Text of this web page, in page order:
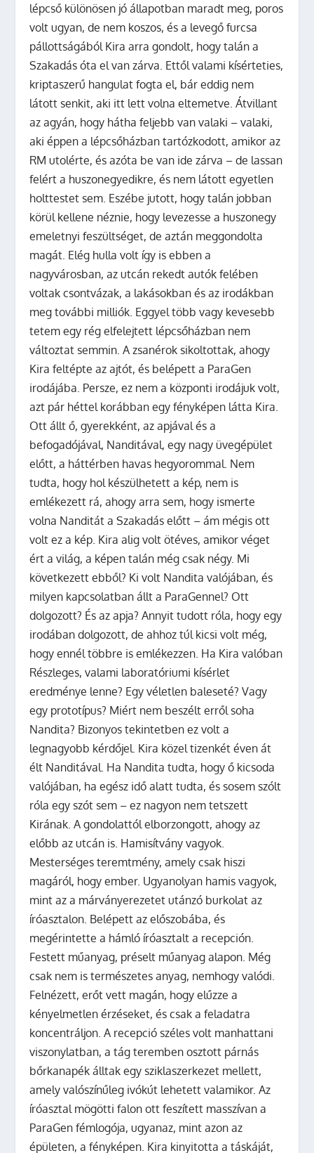
lépcső különösen jó állapotban maradt meg, poros
volt ugyan, de nem koszos, és a levegő furcsa
pállottságából Kira arra gondolt, hogy talán a
Szakadás óta el van zárva. Ettől valami kísérteties,
kriptaszerű hangulat fogta el, bár eddig nem
látott senkit, aki itt lett volna eltemetve. Átvillant
az agyán, hogy hátha feljebb van valaki – valaki,
aki éppen a lépcsőházban tartózkodott, amikor az
RM utolérte, és azóta be van ide zárva – de lassan
felért a huszonegyedikre, és nem látott egyetlen
holttestet sem. Eszébe jutott, hogy talán jobban
körül kellene néznie, hogy levezesse a huszonegy
emeletnyi feszültséget, de aztán meggondolta
magát. Elég hulla volt így is ebben a
nagyvárosban, az utcán rekedt autók felében
voltak csontvázak, a lakásokban és az irodákban
meg további milliók. Eggyel több vagy kevesebb
tetem egy rég elfelejtett lépcsőházban nem
változtat semmin. A zsanérok sikoltottak, ahogy
Kira feltépte az ajtót, és belépett a ParaGen
irodájába. Persze, ez nem a központi irodájuk volt,
azt pár héttel korábban egy fényképen látta Kira.
Ott állt ő, gyerekként, az apjával és a
befogadójával, Nanditával, egy nagy üvegépület
előtt, a háttérben havas hegyorommal. Nem
tudta, hogy hol készülhetett a kép, nem is
emlékezett rá, ahogy arra sem, hogy ismerte
volna Nanditát a Szakadás előtt – ám mégis ott
volt ez a kép. Kira alig volt ötéves, amikor véget
ért a világ, a képen talán még csak négy. Mi
következett ebből? Ki volt Nandita valójában, és
milyen kapcsolatban állt a ParaGennel? Ott
dolgozott? És az apja? Annyit tudott róla, hogy egy
irodában dolgozott, de ahhoz túl kicsi volt még,
hogy ennél többre is emlékezzen. Ha Kira valóban
Részleges, valami laboratóriumi kísérlet
eredménye lenne? Egy véletlen baleseté? Vagy
egy prototípus? Miért nem beszélt erről soha
Nandita? Bizonyos tekintetben ez volt a
legnagyobb kérdőjel. Kira közel tizenkét éven át
élt Nanditával. Ha Nandita tudta, hogy ő kicsoda
valójában, ha egész idő alatt tudta, és sosem szólt
róla egy szót sem – ez nagyon nem tetszett
Kirának. A gondolattól elborzongott, ahogy az
előbb az utcán is. Hamisítvány vagyok.
Mesterséges teremtmény, amely csak hiszi
magáról, hogy ember. Ugyanolyan hamis vagyok,
mint az a márványerezetet utánzó burkolat az
íróasztalon. Belépett az előszobába, és
megérintette a hámló íróasztalt a recepción.
Festett műanyag, préselt műanyag alapon. Még
csak nem is természetes anyag, nemhogy valódi.
Felnézett, erőt vett magán, hogy elűzze a
kényelmetlen érzéseket, és csak a feladatra
koncentráljon. A recepció széles volt manhattani
viszonylatban, a tág teremben osztott párnás
bőrkanapék álltak egy sziklaszerkezet mellett,
amely valószínűleg ivókút lehetett valamikor. Az
íróasztal mögötti falon ott feszített masszívan a
ParaGen fémlogója, ugyanaz, mint azon az
épületen, a fényképen. Kira kinyitotta a táskáját,